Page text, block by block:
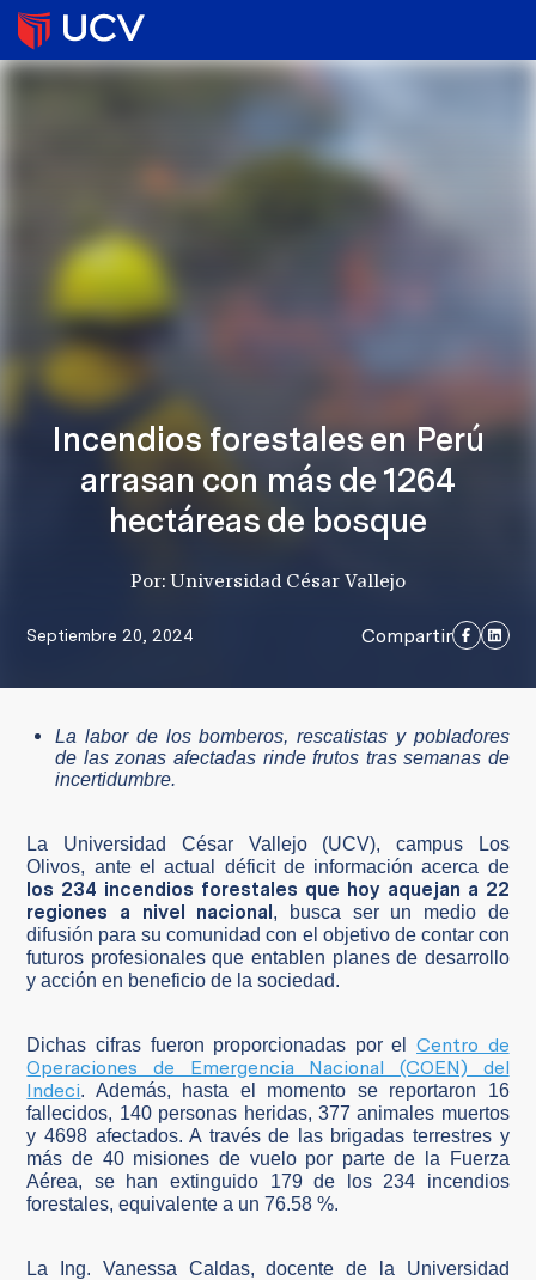
Incendios forestales en Perú
arrasan con más de 1264
hectáreas de bosque
Por: Universidad César Vallejo
Septiembre 20, 2024 Compartir
La labor de los bomberos, rescatistas y pobladores
de las zonas afectadas rinde frutos tras semanas de
incertidumbre.
La Universidad César Vallejo (UCV), campus Los
Olivos, ante el actual déficit de información acerca de
los 234 incendios forestales que hoy aquejan a 22
regiones a nivel nacional, busca ser un medio de
difusión para su comunidad con el objetivo de contar con
futuros profesionales que entablen planes de desarrollo
y acción en beneficio de la sociedad.
Dichas cifras fueron proporcionadas por elCentro de
Operaciones de Emergencia Nacional (COEN) del
Indeci. Además, hasta el momento se reportaron 16
fallecidos, 140 personas heridas, 377 animales muertos
y 4698 afectados. A través de las brigadas terrestres y
más de 40 misiones de vuelo por parte de la Fuerza
Aérea, se han extinguido 179 de los 234 incendios
forestales, equivalente a un 76.58 %.
La Ing. Vanessa Caldas, docente de la Universidad